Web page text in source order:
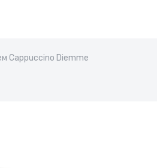
Cappuccino Diemme